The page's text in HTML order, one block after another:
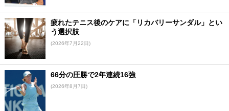
疲れたテニス後のケアに「リカバリーサンダル」とい
う選択肢
(2026年7月22日)
66分の圧勝で2年連続16強
(2026年8月7日)